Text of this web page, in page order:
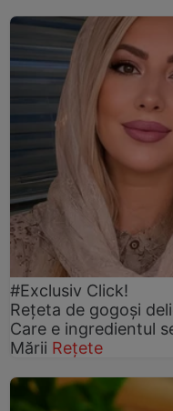
#Exclusiv Click!
Rețeta de gogoşi
Care e ingredientul
Mării Rețete